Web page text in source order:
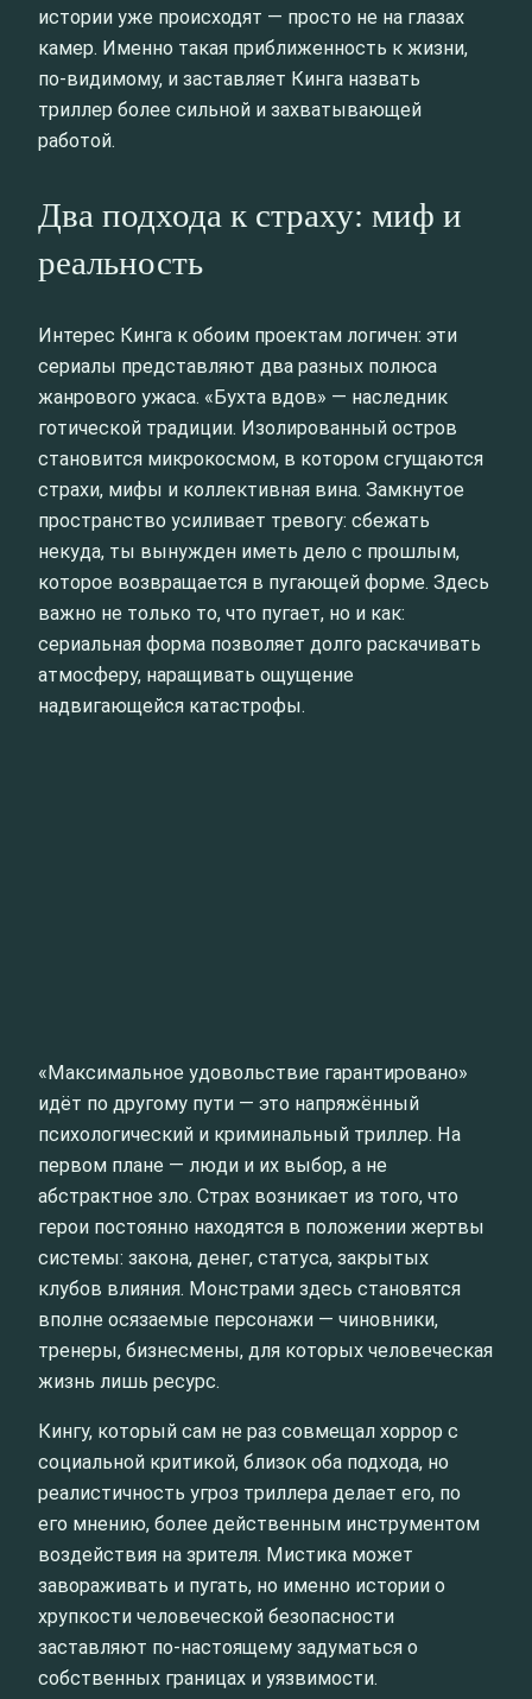
истории уже происходят — просто не на глазах
камер. Именно такая приближенность к жизни,
по-видимому, и заставляет Кинга назвать
триллер более сильной и захватывающей
работой.
Два подхода к страху: миф и
реальность
Интерес Кинга к обоим проектам логичен: эти
сериалы представляют два разных полюса
жанрового ужаса. «Бухта вдов» — наследник
готической традиции. Изолированный остров
становится микрокосмом, в котором сгущаются
страхи, мифы и коллективная вина. Замкнутое
пространство усиливает тревогу: сбежать
некуда, ты вынужден иметь дело с прошлым,
которое возвращается в пугающей форме. Здесь
важно не только то, что пугает, но и как:
сериальная форма позволяет долго раскачивать
атмосферу, наращивать ощущение
надвигающейся катастрофы.
«Максимальное удовольствие гарантировано»
идёт по другому пути — это напряжённый
психологический и криминальный триллер. На
первом плане — люди и их выбор, а не
абстрактное зло. Страх возникает из того, что
герои постоянно находятся в положении жертвы
системы: закона, денег, статуса, закрытых
клубов влияния. Монстрами здесь становятся
вполне осязаемые персонажи — чиновники,
тренеры, бизнесмены, для которых человеческая
жизнь лишь ресурс.
Кингу, который сам не раз совмещал хоррор с
социальной критикой, близок оба подхода, но
реалистичность угроз триллера делает его, по
его мнению, более действенным инструментом
воздействия на зрителя. Мистика может
завораживать и пугать, но именно истории о
хрупкости человеческой безопасности
заставляют по-настоящему задуматься о
собственных границах и уязвимости.